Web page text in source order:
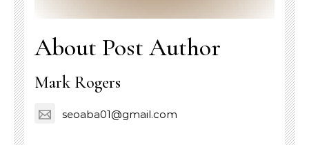
About Post Author
Mark Rogers
seoaba01@gmail.com